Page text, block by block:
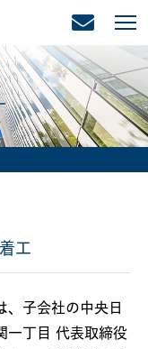
工
、子会社の中央日
一丁目 代表取締役